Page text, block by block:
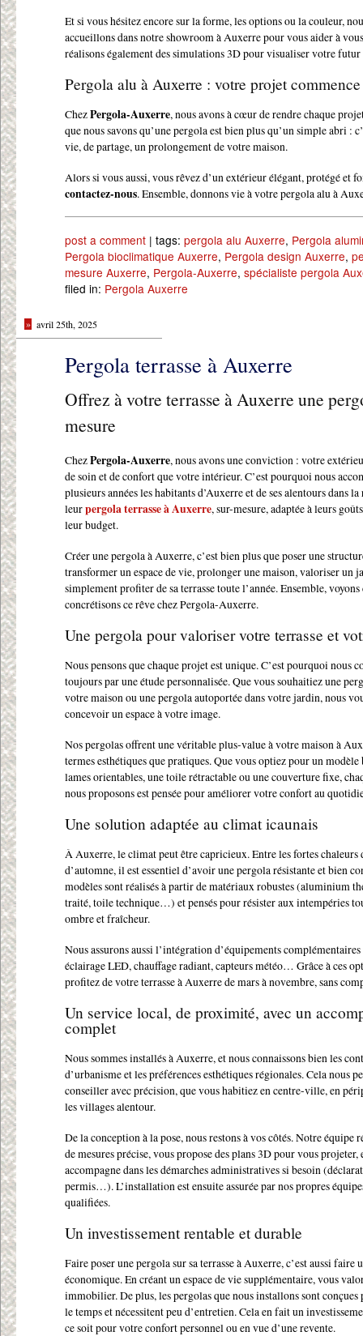
Et si vous hésitez encore sur la forme, les options ou la couleur,
accueillons dans notre showroom à Auxerre pour vous aider à
réalisons également des simulations 3D pour visualiser votre futur
Pergola alu à Auxerre : votre projet
ChezPergola-Auxerre, nous avons à cœur de rendre chaque
que nous savons qu’une pergola est bien plus qu’un simple abri :
vie, de partage, un prolongement de votre maison.
Alors si vous aussi, vous rêvez d’un extérieur élégant, protégé et
contactez-nous. Ensemble, donnons vie à votre pergola alu à
post a comment | tags: pergola alu Auxerre, Pergola
Pergola bioclimatique Auxerre, Pergola design Auxerre,
mesure Auxerre, Pergola-Auxerre, spécialiste pergola
filed in: Pergola Auxerre
» avril 25th, 2025
Pergola terrasse à Auxerre
Offrez à votre terrasse à Auxerre une
mesure
ChezPergola-Auxerre, nous avons une conviction : votre
de soin et de confort que votre intérieur. C’est pourquoi nous
plusieurs années les habitants d’Auxerre et de ses alentours dans
leurpergola terrasse à Auxerre, sur-mesure, adaptée à leurs
leur budget.
Créer une pergola à Auxerre, c’est bien plus que poser une
transformer un espace de vie, prolonger une maison, valoriser un
simplement profiter de sa terrasse toute l’année. Ensemble,
concrétisons ce rêve chez Pergola-Auxerre.
Une pergola pour valoriser votre terrasse et
Nous pensons que chaque projet est unique. C’est pourquoi nous
toujours par une étude personnalisée. Que vous souhaitiez une
votre maison ou une pergola autoportée dans votre jardin, nous
concevoir un espace à votre image.
Nos pergolas offrent une véritable plus-value à votre maison à
termes esthétiques que pratiques. Que vous optiez pour un
lames orientables, une toile rétractable ou une couverture fixe,
nous proposons est pensée pour améliorer votre confort au
Une solution adaptée au climat icaunais
À Auxerre, le climat peut être capricieux. Entre les fortes chaleurs
d’automne, il est essentiel d’avoir une pergola résistante et bien
modèles sont réalisés à partir de matériaux robustes (aluminium
traité, toile technique…) et pensés pour résister aux intempéries
ombre et fraîcheur.
Nous assurons aussi l’intégration d’équipements
éclairage LED, chauffage radiant, capteurs météo… Grâce à ces
profitez de votre terrasse à Auxerre de mars à novembre, sans
Un service local, de proximité, avec un
complet
Nous sommes installés à Auxerre, et nous connaissons bien les
d’urbanisme et les préférences esthétiques régionales. Cela nous
conseiller avec précision, que vous habitiez en centre-ville, en
les villages alentour.
De la conception à la pose, nous restons à vos côtés. Notre équipe
de mesures précise, vous propose des plans 3D pour vous projeter,
accompagne dans les démarches administratives si besoin
permis…). L’installation est ensuite assurée par nos propres
qualifiées.
Un investissement rentable et durable
Faire poser une pergola sur sa terrasse à Auxerre, c’est aussi faire
économique. En créant un espace de vie supplémentaire, vous
immobilier. De plus, les pergolas que nous installons sont conçues
le temps et nécessitent peu d’entretien. Cela en fait un
ce soit pour votre confort personnel ou en vue d’une revente.